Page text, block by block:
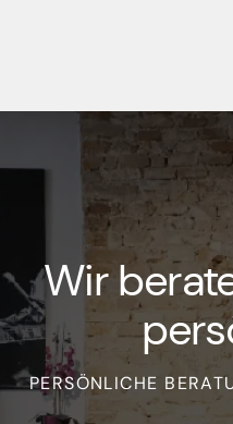
Wir
PERSÖNLICHE